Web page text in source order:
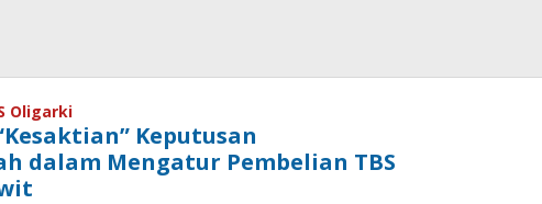
Oligarki
Keputusan
dalam Mengatur Pembelian TBS